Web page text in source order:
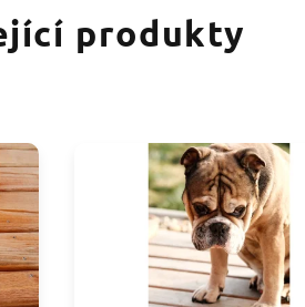
produkty